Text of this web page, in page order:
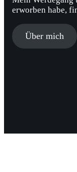
erworben habe,
Über mich